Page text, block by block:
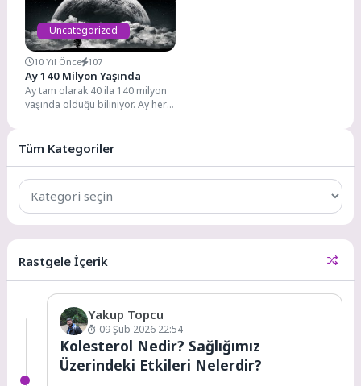
Uncategorized
10 Yıl Önce 107
Ay 140 Milyon Yaşında
Ay tam olarak 40 ila 140 milyon
yaşında olduğu biliniyor. Ay her
Tüm Kategoriler
Tüm
Kategoriler
Rastgele İçerik
Yakup Topcu
09 Şub 2026 22:54
Kolesterol Nedir? Sağlığımız
Üzerindeki Etkileri Nelerdir?